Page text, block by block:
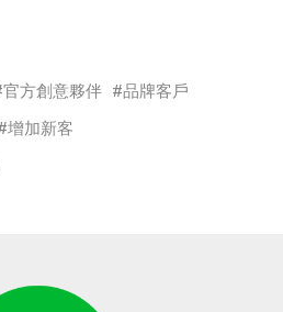
官方創意夥伴
品牌客戶
增加新客